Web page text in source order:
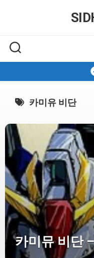
카미유 비단
카미뮤 비단